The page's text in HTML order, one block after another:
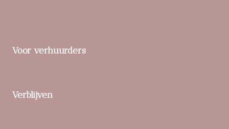
Voor verhuurders
Verblijven